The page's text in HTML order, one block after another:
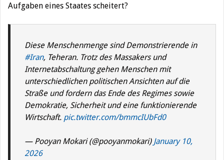
Aufgaben eines Staates scheitert?
Diese Menschenmenge sind Demonstrierende in
#Iran, Teheran. Trotz des Massakers und
Internetabschaltung gehen Menschen mit
unterschiedlichen politischen Ansichten auf die
Straße und fordern das Ende des Regimes sowie
Demokratie, Sicherheit und eine funktionierende
Wirtschaft. pic.twitter.com/bmmcIUbFd0
— Pooyan Mokari (@pooyanmokari) January 10,
2026